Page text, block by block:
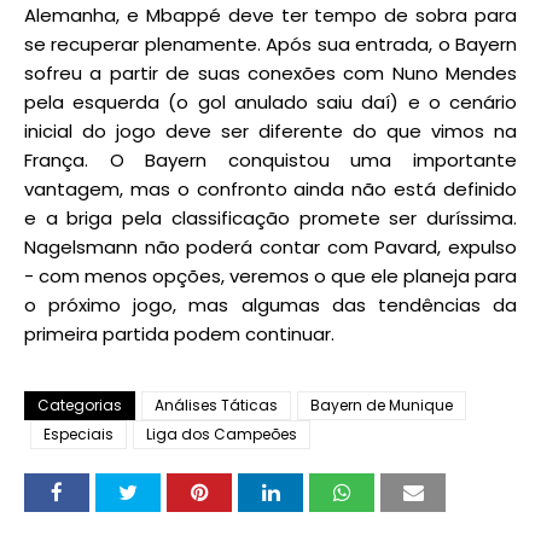
Alemanha, e Mbappé deve ter tempo de sobra para
se recuperar plenamente. Após sua entrada, o Bayern
sofreu a partir de suas conexões com Nuno Mendes
pela esquerda (o gol anulado saiu daí) e o cenário
inicial do jogo deve ser diferente do que vimos na
França. O Bayern conquistou uma importante
vantagem, mas o confronto ainda não está definido
e a briga pela classificação promete ser duríssima.
Nagelsmann não poderá contar com Pavard, expulso
- com menos opções, veremos o que ele planeja para
o próximo jogo, mas algumas das tendências da
primeira partida podem continuar.
Categorias Análises Táticas
Bayern de Munique
Especiais
Liga dos Campeões